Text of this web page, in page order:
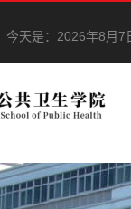
今天是： 2026年8月7